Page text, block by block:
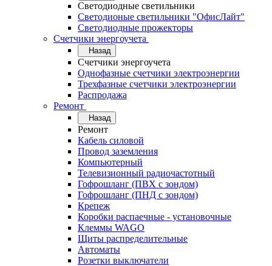
Светодиодные светильники
Светодионые светильники "ОфисЛайт"
Светодиодные прожекторы
Счетчики энергоучета
Назад
Счетчики энергоучета
Однофазные счетчики электроэнергии
Трехфазные счетчики электроэнергии
Распродажа
Ремонт
Назад
Ремонт
Кабель силовой
Провод заземления
Компьютерный
Телевизионный радиочастотный
Гофрошланг (ПВХ с зондом)
Гофрошланг (ПНД с зондом)
Крепеж
Коробки распаечные - установочные
Клеммы WAGO
Щиты распределительные
Автоматы
Розетки выключатели